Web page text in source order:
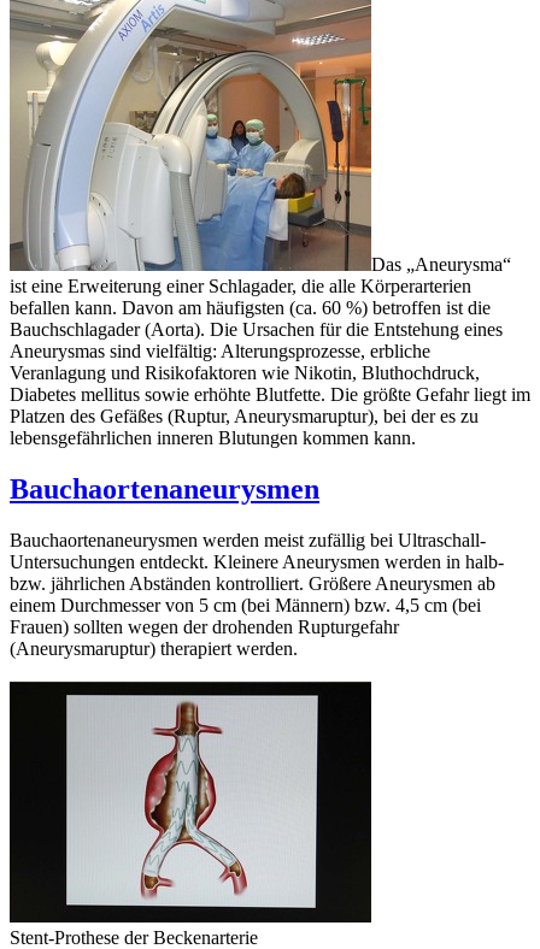
Das „Aneurysma“
ist eine Erweiterung einer Schlagader, die alle Körperarterien
befallen kann. Davon am häufigsten (ca. 60 %) betroffen ist die
Bauchschlagader (Aorta). Die Ursachen für die Entstehung eines
Aneurysmas sind vielfältig: Alterungsprozesse, erbliche
Veranlagung und Risikofaktoren wie Nikotin, Bluthochdruck,
Diabetes mellitus sowie erhöhte Blutfette. Die größte Gefahr liegt im
Platzen des Gefäßes (Ruptur, Aneurysmaruptur), bei der es zu
lebensgefährlichen inneren Blutungen kommen kann.
Bauchaortenaneurysmen
Bauchaortenaneurysmen werden meist zufällig bei Ultraschall-
Untersuchungen entdeckt. Kleinere Aneurysmen werden in halb-
bzw. jährlichen Abständen kontrolliert. Größere Aneurysmen ab
einem Durchmesser von 5 cm (bei Männern) bzw. 4,5 cm (bei
Frauen) sollten wegen der drohenden Rupturgefahr
(Aneurysmaruptur) therapiert werden.
Stent-Prothese der Beckenarterie